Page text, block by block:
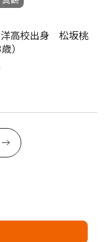
高校出身 松坂桃
）